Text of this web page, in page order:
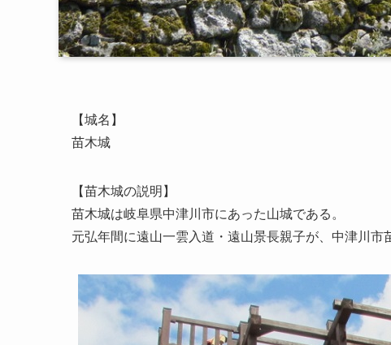
【城名】
苗木城
【苗木城の説明】
苗木城は岐阜県中津川市にあった山城である。
元弘年間に遠山一雲入道・遠山景長親子が、中津川市